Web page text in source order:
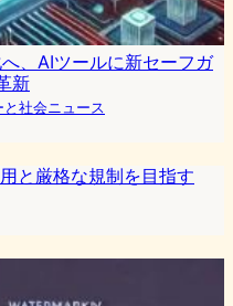
、AIツールに新セーフガ
新
社会ニュース
と厳格な規制を目指す